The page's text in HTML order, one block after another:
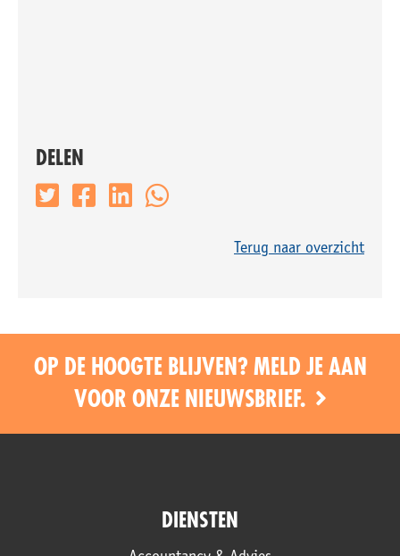
DELEN
Terug naar overzicht
OP DE HOOGTE BLIJVEN? MELD JE AAN
VOOR ONZE NIEUWSBRIEF.
DIENSTEN